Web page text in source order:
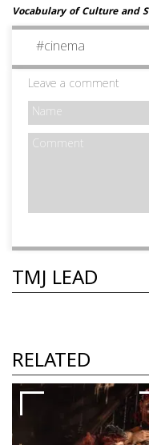
Vocabulary of Culture and
#cinema
Leave a comment
TMJ LEAD
RELATED